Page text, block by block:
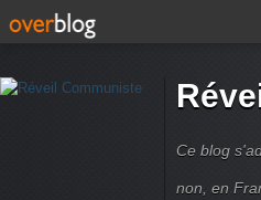
Ce blog
non, en